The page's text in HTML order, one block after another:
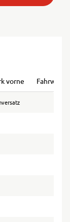
vorne Fahrwerk